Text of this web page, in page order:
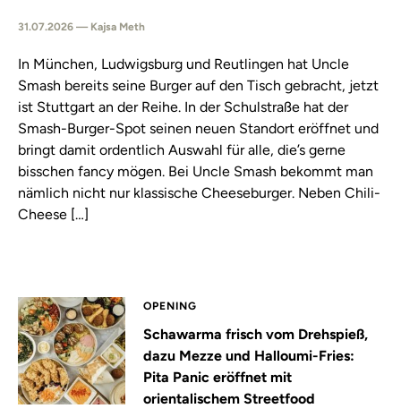
31.07.2026 — Kajsa Meth
In München, Ludwigsburg und Reutlingen hat Uncle
Smash bereits seine Burger auf den Tisch gebracht, jetzt
ist Stuttgart an der Reihe. In der Schulstraße hat der
Smash-Burger-Spot seinen neuen Standort eröffnet und
bringt damit ordentlich Auswahl für alle, die’s gerne
bisschen fancy mögen. Bei Uncle Smash bekommt man
nämlich nicht nur klassische Cheeseburger. Neben Chili-
Cheese […]
OPENING
Schawarma frisch vom Drehspieß,
dazu Mezze und Halloumi-Fries:
Pita Panic eröffnet mit
orientalischem Streetfood